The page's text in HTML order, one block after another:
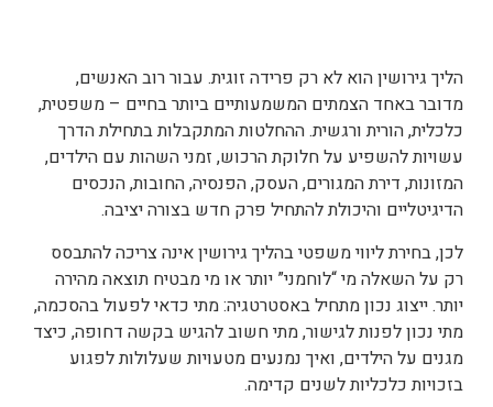
הליך גירושין הוא לא רק פרידה זוגית. עבור רוב האנשים,
מדובר באחד הצמתים המשמעותיים ביותר בחיים – משפטית,
כלכלית, הורית ורגשית. ההחלטות המתקבלות בתחילת הדרך
עשויות להשפיע על חלוקת הרכוש, זמני השהות עם הילדים,
המזונות, דירת המגורים, העסק, הפנסיה, החובות, הנכסים
הדיגיטליים והיכולת להתחיל פרק חדש בצורה יציבה.
לכן, בחירת ליווי משפטי בהליך גירושין אינה צריכה להתבסס
רק על השאלה מי “לוחמני” יותר או מי מבטיח תוצאה מהירה
יותר. ייצוג נכון מתחיל באסטרטגיה: מתי כדאי לפעול בהסכמה,
מתי נכון לפנות לגישור, מתי חשוב להגיש בקשה דחופה, כיצד
מגנים על הילדים, ואיך נמנעים מטעויות שעלולות לפגוע
בזכויות כלכליות לשנים קדימה.